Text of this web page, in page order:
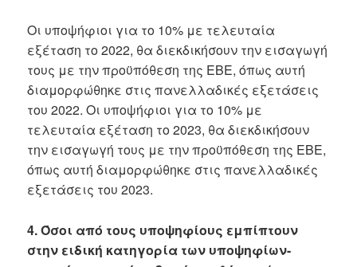
Οι υποψήφιοι για το 10% με τελευταία
εξέταση το 2022, θα διεκδικήσουν την εισαγωγή
τους με την προϋπόθεση της ΕΒΕ, όπως αυτή
διαμορφώθηκε στις πανελλαδικές εξετάσεις
του 2022. Οι υποψήφιοι για το 10% με
τελευταία εξέταση το 2023, θα διεκδικήσουν
την εισαγωγή τους με την προϋπόθεση της ΕΒΕ,
όπως αυτή διαμορφώθηκε στις πανελλαδικές
εξετάσεις του 2023.
4. Όσοι από τους υποψηφίους εμπίπτουν
στην ειδική κατηγορία των υποψηφίων-